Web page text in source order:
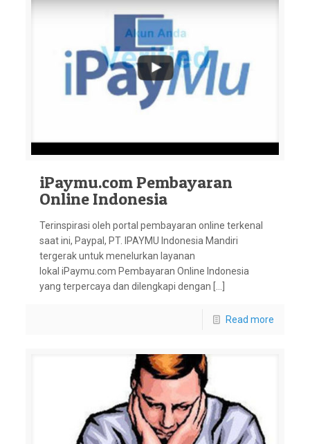
iPaymu.com Pembayaran
Online Indonesia
Terinspirasi oleh portal pembayaran online terkenal
saat ini, Paypal, PT. IPAYMU Indonesia Mandiri
tergerak untuk menelurkan layanan
lokal iPaymu.com Pembayaran Online Indonesia
yang terpercaya dan dilengkapi dengan […]
Read more